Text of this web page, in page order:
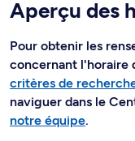
Aperçu des
Pour obtenir les
concernant l'horaire
critères de
naviguer dans le
notre équipe.